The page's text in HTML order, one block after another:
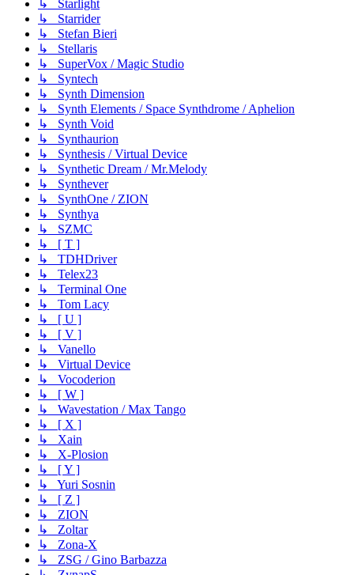
↳ Starlight
↳ Starrider
↳ Stefan Bieri
↳ Stellaris
↳ SuperVox / Magic Studio
↳ Syntech
↳ Synth Dimension
↳ Synth Elements / Space Synthdrome / Aphelion
↳ Synth Void
↳ Synthaurion
↳ Synthesis / Virtual Device
↳ Synthetic Dream / Mr.Melody
↳ Synthever
↳ SynthOne / ZION
↳ Synthya
↳ SZMC
↳ [ T ]
↳ TDHDriver
↳ Telex23
↳ Terminal One
↳ Tom Lacy
↳ [ U ]
↳ [ V ]
↳ Vanello
↳ Virtual Device
↳ Vocoderion
↳ [ W ]
↳ Wavestation / Max Tango
↳ [ X ]
↳ Xain
↳ X-Plosion
↳ [ Y ]
↳ Yuri Sosnin
↳ [ Z ]
↳ ZION
↳ Zoltar
↳ Zona-X
↳ ZSG / Gino Barbazza